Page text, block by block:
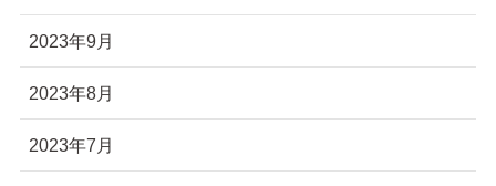
2023年9月
2023年8月
2023年7月